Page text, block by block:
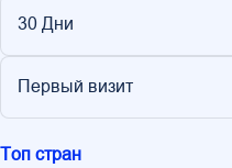
30 Дни
Первый визит
Топ стран